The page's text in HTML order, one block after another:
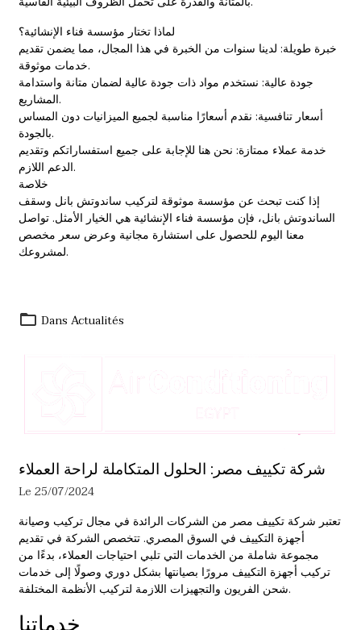
لماذا تختار مؤسسة فناء الإنشائية؟
خبرة طويلة: لدينا سنوات من الخبرة في هذا المجال، مما يضمن تقديم
خدمات موثوقة.
جودة عالية: نستخدم مواد ذات جودة عالية لضمان متانة واستدامة
المشاريع.
أسعار تنافسية: نقدم أسعارًا مناسبة لجميع الميزانيات دون المساس
بالجودة.
خدمة عملاء ممتازة: نحن هنا للإجابة على جميع استفساراتكم وتقديم
الدعم اللازم.
خلاصة
إذا كنت تبحث عن مؤسسة موثوقة لتركيب ساندوتش بانل وسقف
الساندوتش بانل، فإن مؤسسة فناء الإنشائية هي الخيار الأمثل. تواصل
معنا اليوم للحصول على استشارة مجانية وعرض سعر مخصص
لمشروعك.
Dans Actualités
شركة تكييف مصر: الحلول المتكاملة لراحة العملاء
Le 25/07/2024
تعتبر شركة تكييف مصر من الشركات الرائدة في مجال تركيب وصيانة
أجهزة التكييف في السوق المصري. تتخصص الشركة في تقديم
مجموعة شاملة من الخدمات التي تلبي احتياجات العملاء، بدءًا من
تركيب أجهزة التكييف مرورًا بصيانتها بشكل دوري وصولًا إلى خدمات
شحن الفريون والتجهيزات اللازمة لتركيب الأنظمة المختلفة.
خدماتنا